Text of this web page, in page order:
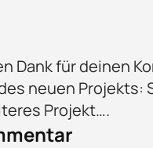
Dank für deinen
neuen
Projekt….